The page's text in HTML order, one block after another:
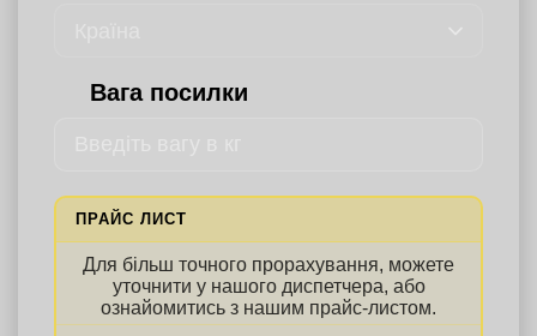
Вага посилки
ПРАЙС ЛИСТ
Для більш точного прорахування, можете
уточнити у нашого диспетчера, або
ознайомитись з нашим прайс-листом.